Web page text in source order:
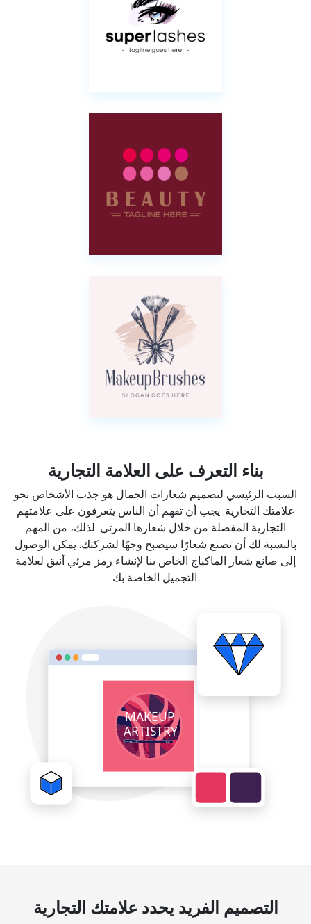
بناء التعرف على العلامة التجارية
السبب الرئيسي لتصميم شعارات الجمال هو جذب الأشخاص نحو
علامتك التجارية. يجب أن تفهم أن الناس يتعرفون على علامتهم
التجارية المفضلة من خلال شعارها المرئي. لذلك، من المهم
بالنسبة لك أن تصنع شعارًا سيصبح وجهًا لشركتك. يمكن الوصول
إلى صانع شعار الماكياج الخاص بنا لإنشاء رمز مرئي أنيق لعلامة
التجميل الخاصة بك.
التصميم الفريد يحدد علامتك التجارية